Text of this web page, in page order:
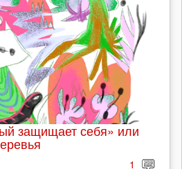
защищает себя» или
1